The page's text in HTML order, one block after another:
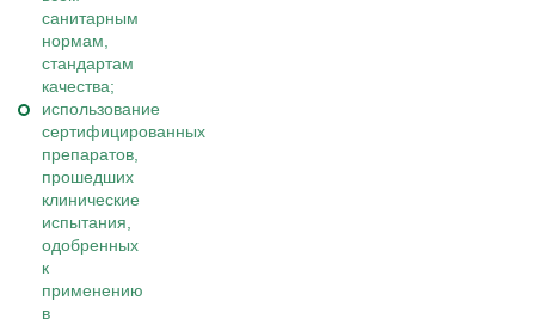
санитарным
нормам,
стандартам
качества;
использование
сертифицированных
препаратов,
прошедших
клинические
испытания,
одобренных
к
применению
в